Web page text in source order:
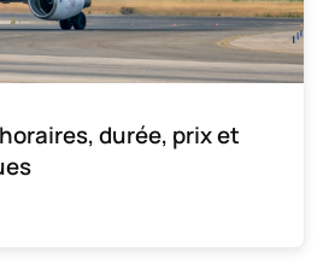
durée, prix et